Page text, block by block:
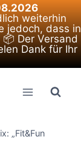
weiterhin
jedoch, dass in
Der Versand
Dank für Ihr
„Fit&Fun